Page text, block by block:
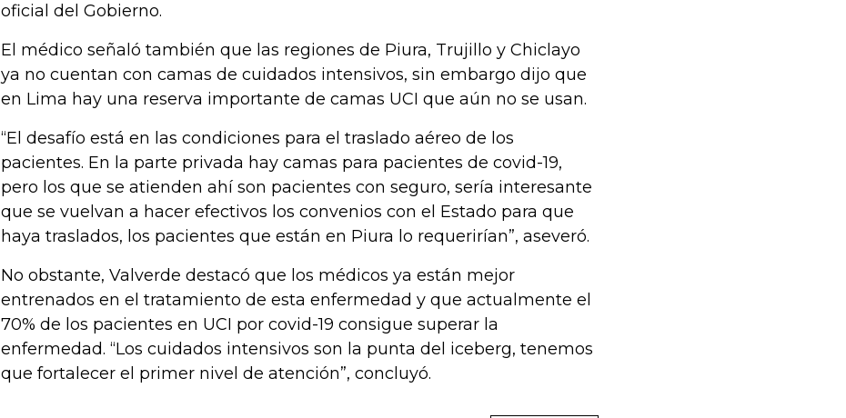
oficial del Gobierno.
El médico señaló también que las regiones de Piura, Trujillo y Chiclayo
ya no cuentan con camas de cuidados intensivos, sin embargo dijo que
en Lima hay una reserva importante de camas UCI que aún no se usan.
“El desafío está en las condiciones para el traslado aéreo de los
pacientes. En la parte privada hay camas para pacientes de covid-19,
pero los que se atienden ahí son pacientes con seguro, sería interesante
que se vuelvan a hacer efectivos los convenios con el Estado para que
haya traslados, los pacientes que están en Piura lo requerirían”, aseveró.
No obstante, Valverde destacó que los médicos ya están mejor
entrenados en el tratamiento de esta enfermedad y que actualmente el
70% de los pacientes en UCI por covid-19 consigue superar la
enfermedad. “Los cuidados intensivos son la punta del iceberg, tenemos
que fortalecer el primer nivel de atención”, concluyó.